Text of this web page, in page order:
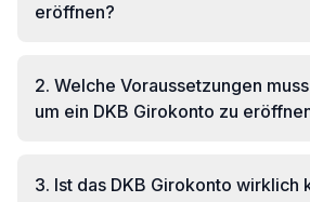
eröffnen?
2. Welche Voraussetzungen
um ein DKB Girokonto zu
3. Ist das DKB Girokonto wirklich